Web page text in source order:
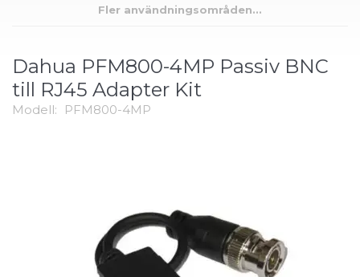
Fler användningsområden...
Dahua PFM800-4MP Passiv BNC
till RJ45 Adapter Kit
Modell: PFM800-4MP